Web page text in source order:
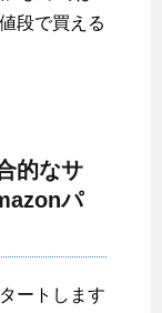
段で買える
的なサ
パ
ートします